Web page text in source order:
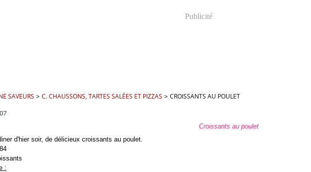
Publicité
SAVEURS > C. CHAUSSONS, TARTES SALÉES ET PIZZAS > CROISSANTS AU POULET
Croissants au poulet
d'hier soir, de délicieux croissants au poulet.
: